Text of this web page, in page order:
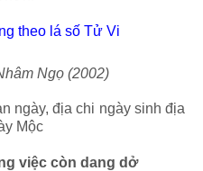
theo lá số Tử Vi
Ngọ (2002)
ngày, địa chi ngày sinh địa
Mộc
việc còn dang dở